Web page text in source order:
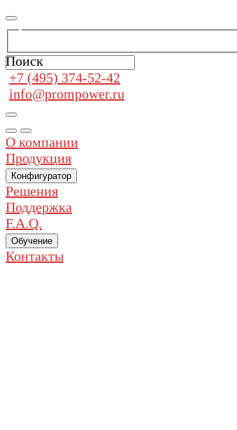
Поиск
+7 (495) 374-52-42
info@prompower.ru
О компании
Продукция
Конфигуратор
Решения
Поддержка
F.A.Q.
Обучение
Контакты